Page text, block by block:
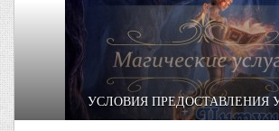
УСЛОВИЯ ПРЕДОСТАВЛЕНИЯ